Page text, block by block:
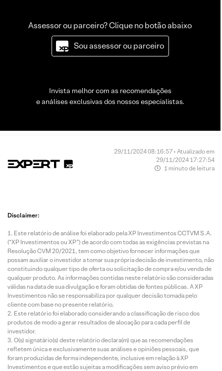
Assessor ou parceiro? Clique no botão abaixo
Sou assessor ou parceiro
Invista melhor com as recomendações
e análises exclusivas dos nossos especialistas.
29/11/2024 08:16:57 • Atualizado em
29/11/2024 17:27:54
1 minuto de leitura
Disclaimer:
Este relatório de análise foi elaborado pela XP Investimentos CCTVM S.A.
(“XP Investimentos ou XP”) de acordo com todas as exigências previstas na
Resolução CVM 20/2021, tem como objetivo fornecer informações que
possam auxiliar o investidor a tomar sua própria decisão de investimento, não
constituindo qualquer tipo de oferta ou solicitação de compra e/ou venda de
qualquer produto. As informações contidas neste relatório são consideradas
válidas na data de sua divulgação e foram obtidas de fontes públicas. A XP
Investimentos não se responsabiliza por qualquer decisão tomada pelo
cliente com base no presente relatório.
Este relatório foi elaborado considerando a classificação de risco dos
produtos de modo a gerar resultados de alocação para cada perfil de
investidor.
O(s) signatário(s) deste relatório declara(m) que as recomendações
refletem única e exclusivamente suas análises e opiniões pessoais, que
foram produzidas de forma independente, inclusive em relação à XP
Investimentos e que estão sujeitas a modificações sem aviso prévio em